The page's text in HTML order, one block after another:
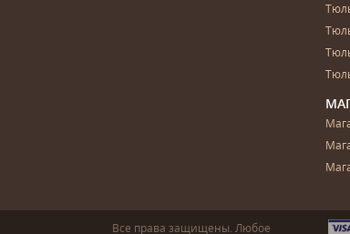
Все права защищены. Любое